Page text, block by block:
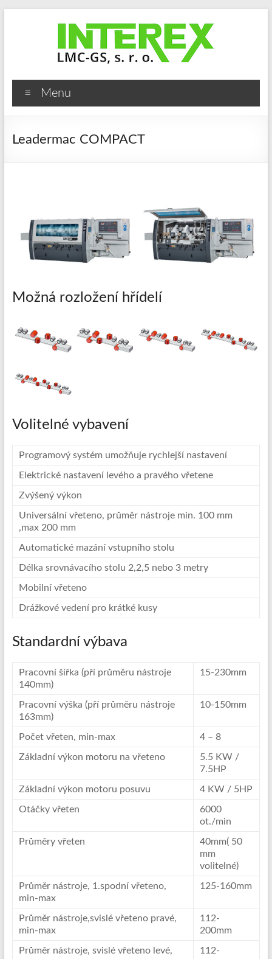
Interex
LMC-
GS,
Stroje
zařízení
masivního
hliníkové
pláštění
Menu
Leadermac COMPACT
Možná rozložení hřídelí
Volitelné vybavení
Programový systém umožňuje rychlejší nastavení
Elektrické nastavení levého a pravého vřetene
Zvýšený výkon
Universální vřeteno, průměr nástroje min. 100 mm
,max 200 mm
Automatické mazání vstupního stolu
Délka srovnávacího stolu 2,2,5 nebo 3 metry
Mobilní vřeteno
Drážkové vedení pro krátké kusy
Standardní výbava
Pracovní šířka (pří průměru nástroje
140mm)
15-230mm
Pracovní výška (pří průměru nástroje
163mm)
10-150mm
Počet vřeten, min-max 4 – 8
Základní výkon motoru na vřeteno
5.5 KW /
7.5HP
Základní výkon motoru posuvu 4 KW / 5HP
Otáčky vřeten
6000
ot./min
Průměry vřeten
40mm( 50
mm
volitelné)
Průměr nástroje, 1.spodní vřeteno,
min-max
125-160mm
Průměr nástroje,svislé vřeteno pravé,
min-max
112-
200mm
Průměr nástroje, svislé vřeteno levé,
112-